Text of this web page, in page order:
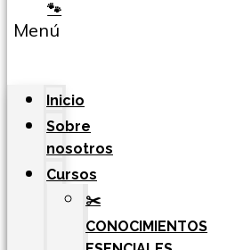
🐾
Menú
Inicio
Sobre
nosotros
Cursos
✂️
CONOCIMIENTOS